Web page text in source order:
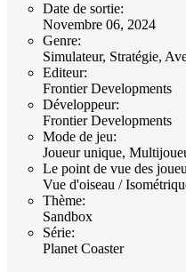
Date de sortie:
Novembre 06, 2024
Genre:
Simulateur, Stratégie,
Editeur:
Frontier Developments
Développeur:
Frontier Developments
Mode de jeu:
Joueur unique,
Le point de vue des
Vue d'oiseau /
Thème:
Sandbox
Série:
Planet Coaster